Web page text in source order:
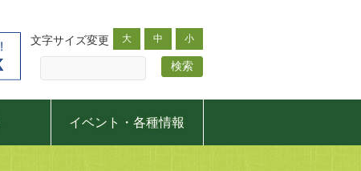
文字サイズ変更 大 中 小
イベント・各種情報